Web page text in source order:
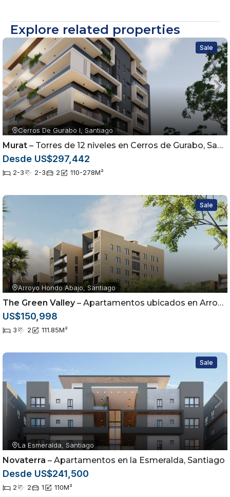
Explore related properties
Sale
Cerros De Gurabo I, Santiago
Murat – Torres de 12 niveles en Cerros de Gurabo, Santiago
Desde US$297,442
2-3 2-3 2 110-278M²
Sale
Arroyo Hondo Abajo, Santiago
The Green Valley– Apartamentos ubicados en Arroyo Hondo Abajo, Santiago de los Caballeros
US$150,998
3 2 111.85M²
Sale
La Esmeralda, Santiago
Novaterra – Apartamentos en la Esmeralda, Santiago
Desde US$241,500
2 2 1 110M²